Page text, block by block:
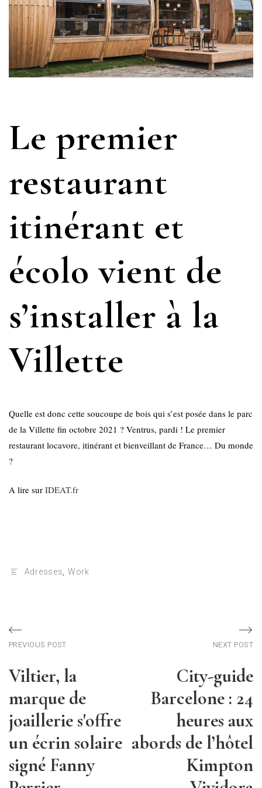
Le premier
restaurant
itinérant et
écolo vient de
s’installer à la
Villette
Quelle est donc cette soucoupe de bois qui s’est posée dans le parc
de la Villette fin octobre 2021 ? Ventrus, pardi ! Le premier
restaurant locavore, itinérant et bienveillant de France… Du monde
?
A lire sur IDEAT.fr
Adresses Work
Post
navigation
PREVIOUS POSTPrevious
Viltier, la
marque de
joaillerie s'offre
un écrin solaire
signé Fanny
NEXT POST
City-guide
Barcelone : 24
heures aux
abords de l’hôtel
Kimpton